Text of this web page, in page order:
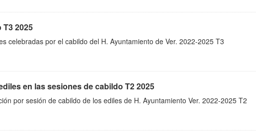
2025
celebradas por el cabildo del H. Ayuntamiento de Ver. 2022-2025 T3
en las sesiones de cabildo T2 2025
por sesión de cabildo de los ediles de H. Ayuntamiento Ver. 2022-2025 T2